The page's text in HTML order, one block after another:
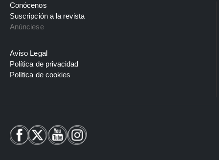
Conócenos
Suscripción a la revista
Anúnciese
Aviso Legal
Política de privacidad
Política de cookies